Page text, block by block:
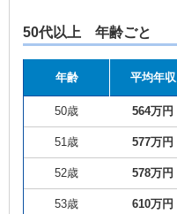
50代以上 年齢ごと
年齢 平均年収
50歳
564万円
51歳 577万円
52歳 578万円
53歳 610万円